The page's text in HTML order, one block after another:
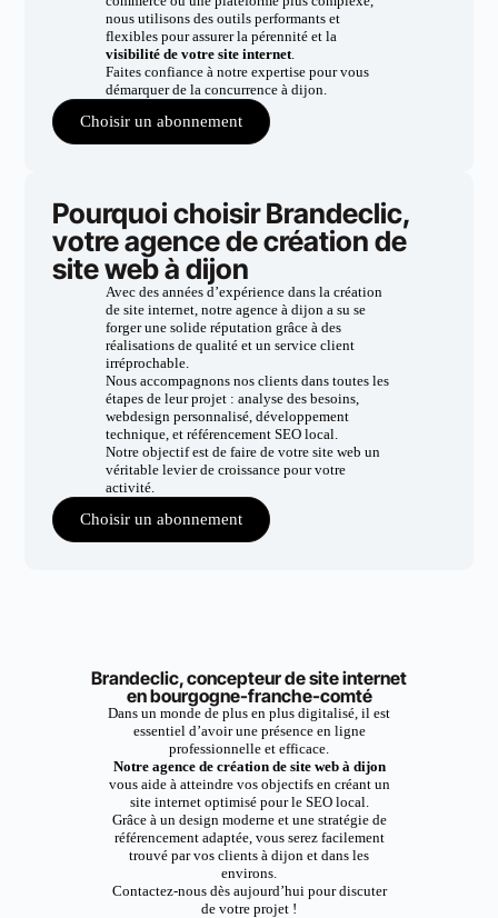
nous utilisons des outils performants et
flexibles pour assurer la pérennité et la
visibilité de votre site internet.
Faites confiance à notre expertise pour vous
démarquer de la concurrence à dijon.
Choisir un abonnement
Pourquoi choisir Brandeclic,
votre agence de création de
site web à dijon
Avec des années d’expérience dans la création
de site internet, notre agence à dijon a su se
forger une solide réputation grâce à des
réalisations de qualité et un service client
irréprochable.
Nous accompagnons nos clients dans toutes les
étapes de leur projet : analyse des besoins,
webdesign personnalisé, développement
technique, et référencement SEO local.
Notre objectif est de faire de votre site web un
véritable levier de croissance pour votre
activité.
Choisir un abonnement
Brandeclic, concepteur de site internet
en bourgogne-franche-comté
Dans un monde de plus en plus digitalisé, il est
essentiel d’avoir une présence en ligne
professionnelle et efficace.
Notre agence de création de site web à dijon
vous aide à atteindre vos objectifs en créant un
site internet optimisé pour le SEO local.
Grâce à un design moderne et une stratégie de
référencement adaptée, vous serez facilement
trouvé par vos clients à dijon et dans les
environs.
Contactez-nous dès aujourd’hui pour discuter
de votre projet !